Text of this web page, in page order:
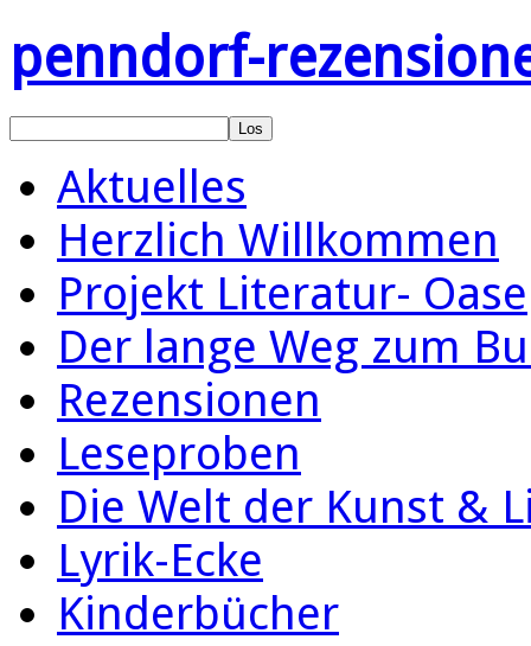
penndorf-
Aktuelles
Herzlich Willkommen
Projekt Literatur- Oase
Der lange Weg zum
Rezensionen
Leseproben
Die Welt der Kunst &
Lyrik-Ecke
Kinderbücher